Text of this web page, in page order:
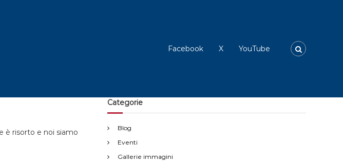
Facebook X YouTube
è risorto e noi siamo
Categorie
Blog
Eventi
Gallerie immagini